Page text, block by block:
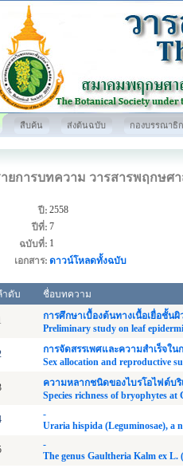
สืบค้น ส่งต้นฉบับ กองบรรณาธิ
ยการบทความ วารสารพฤกษศ
ปี: 2558
ปีที่: 7
ฉบับที่: 1
เอกสาร: ดาวน์โหลดทั้งฉบับ
ำดับ ชื่อบทความ
การศึกษาเบื้องต้นทางเนื้อเยื่อชั้น
Preliminary study on leaf
การจัดสรรเพศและความสำเร็จใ
Sex allocation and reproductive
ความหลากชนิดของไบรโอไฟต์บ
Species richness of bryophytes
-
Uraria hispida (Leguminosae), a
-
The genus Gaultheria Kalm ex L.